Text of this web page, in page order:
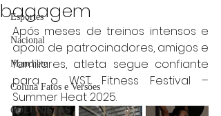
Esportes
Nacional
Manchete
Coluna Fatos e Versões
COLUNISTAS
bagagem
Após meses de treinos intensos e
apoio de patrocinadores, amigos e
familiares, atleta segue confiante
para o WST Fitness Festival –
Summer Heat 2025.